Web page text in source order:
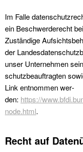
Im Falle
ein Beschw­erderecht
Zuständi­ge
der
unser Unternehmen
schutzbeauf­tragten
Link ent­nom­men wer­
den: https://
node.html.
Recht auf